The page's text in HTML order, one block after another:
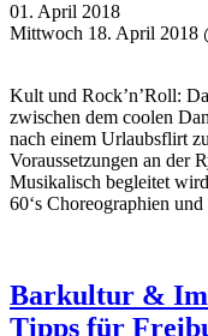
01. April 2018
Mittwoch 18. April 2018
Kult und Rock’n’Roll:
zwischen dem coolen
nach einem Urlaubsflirt
Voraussetzungen an der
Musikalisch begleitet
60‘s Choreographien
Barkultur &
Tipps für